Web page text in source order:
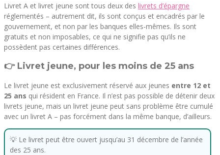
Livret A et livret jeune sont tous deux des livrets d’épargne
réglementés – autrement dit, ils sont conçus et encadrés par le
gouvernement, et non par les banques elles-mêmes. Ils sont
gratuits et non imposables, ce qui ne signifie pas qu’ils ne
possèdent pas certaines différences.
👉 Livret jeune, pour les moins de 25 ans
Le livret jeune est exclusivement réservé aux jeunes entre 12 et
25 ans qui résident en France. Il n’est pas possible de détenir deux
livrets jeune, mais un livret jeune peut sans problème être cumulé
avec un livret A – pas forcément dans la même banque, d’ailleurs.
💡 Le livret peut être ouvert jusqu’au 31 décembre de l’année
des 25 ans.